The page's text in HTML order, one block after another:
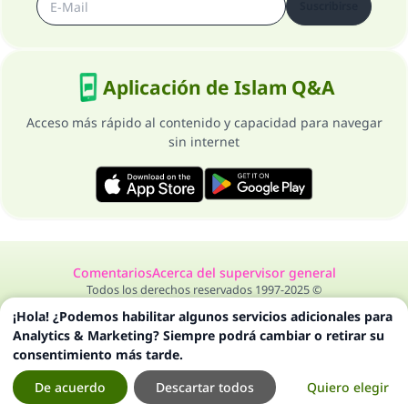
Aplicación de Islam Q&A
Acceso más rápido al contenido y capacidad para navegar
sin internet
ComentariosAcerca del supervisor general
Todos los derechos reservados 1997-2025 ©
¡Hola! ¿Podemos habilitar algunos servicios adicionales para
Analytics & Marketing? Siempre podrá cambiar o retirar su
consentimiento más tarde.
Quiero elegir
Descartar todos
De acuerdo